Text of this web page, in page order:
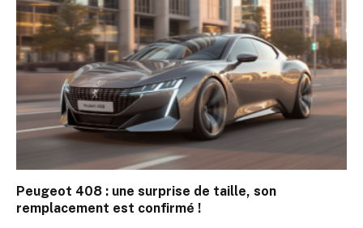
Peugeot 408 : une surprise de taille, son
remplacement est confirmé !